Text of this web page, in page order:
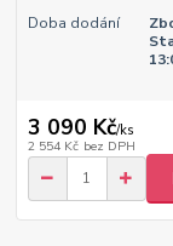
Doba dodání
3 090 Kč/ks
2 554 Kč bez DPH